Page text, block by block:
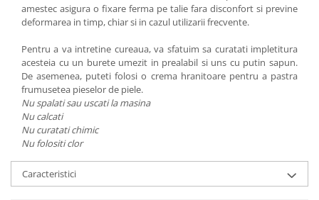
amestec asigura o fixare ferma pe talie fara disconfort si previne
deformarea in timp, chiar si in cazul utilizarii frecvente.
Pentru a va intretine cureaua, va sfatuim sa curatati impletitura
acesteia cu un burete umezit in prealabil si uns cu putin sapun.
De asemenea, puteti folosi o crema hranitoare pentru a pastra
frumusetea pieselor de piele.
Nu spalati sau uscati la masina
Nu calcati
Nu curatati chimic
Nu folositi clor
Caracteristici